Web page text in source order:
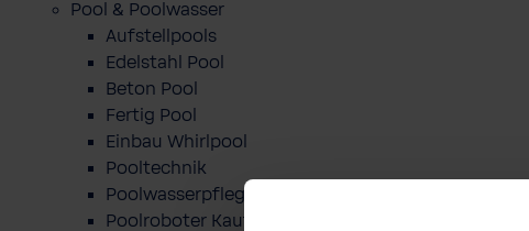
Pool & Poolwasser
Aufstellpools
Edelstahl Pool
Beton Pool
Fertig Pool
Einbau Whirlpool
Pooltechnik
Poolwasserpflege
Poolroboter Kaufberatung und Tipps